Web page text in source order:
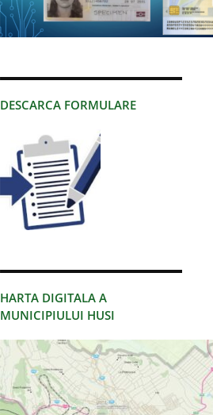
DESCARCA FORMULARE
HARTA DIGITALA A
MUNICIPIULUI HUSI